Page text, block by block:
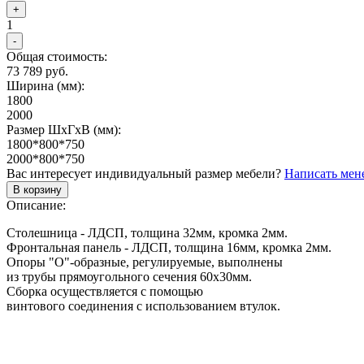
+
1
-
Общая стоимость:
73 789 руб.
Ширина (мм):
1800
2000
Размер ШхГхВ (мм):
1800*800*750
2000*800*750
Вас интересует индивидуальный размер мебели? Написать
В корзину
Описание:
Столешница - ЛДСП, толщина 32мм, кромка 2мм.
Фронтальная панель - ЛДСП, толщина 16мм, кромка 2мм.
Опоры "О"-образные, регулируемые, выполнены
из трубы прямоугольного сечения 60х30мм.
Сборка осуществляется с помощью
винтового соединения с использованием втулок.